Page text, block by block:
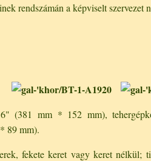
rendszámán a képviselt szervezet
(381 mm * 152 mm),
89 mm).
fekete keret vagy keret nélkül;